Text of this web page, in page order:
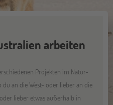
arbeiten
Projekten im Natur-
du an die West- oder lieber an die
lieber etwas außerhalb in